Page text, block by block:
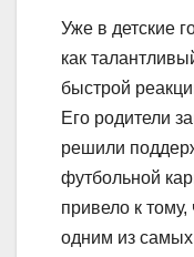
Уже в детские
как
быстрой
Его родители
решили
футбольной
привело к
одним из